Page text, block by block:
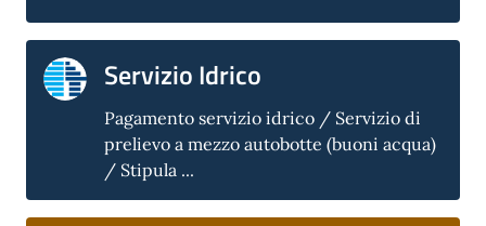
Servizio Idrico
Pagamento servizio idrico / Servizio di
prelievo a mezzo autobotte (buoni acqua)
/ Stipula ...